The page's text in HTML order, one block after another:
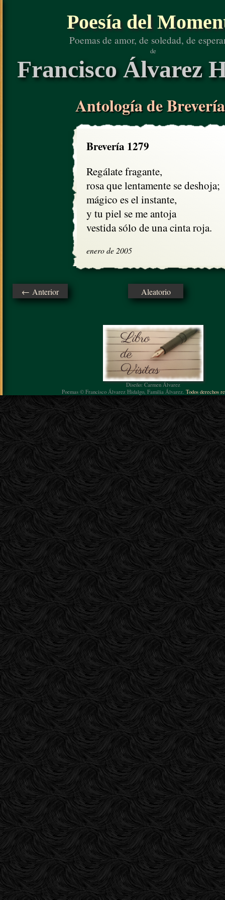
Poesía del
Poemas de amor, de soledad, de
de
Francisco Álvarez
Antología de
Brevería 1279
Regálate fragante,
rosa que lentamente se deshoja;
mágico es el instante,
y tu piel se me antoja
vestida sólo de una cinta roja.
enero de 2005
← Anterior Aleatorio
Diseño: Carmen Álvarez
Poemas © Francisco Álvarez Hidalgo, Familia Álvarez. Todos derechos